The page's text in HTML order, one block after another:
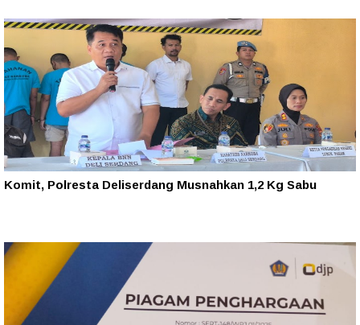
Komit, Polresta Deliserdang Musnahkan 1,2 Kg Sabu